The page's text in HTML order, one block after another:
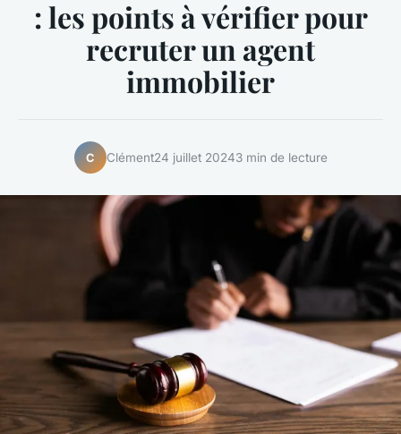
: les points à vérifier pour
recruter un agent
immobilier
C Clément24 juillet 20243 min de lecture